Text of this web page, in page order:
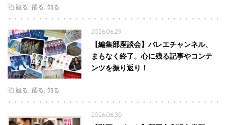
観る 踊る 知る
2026.06.29
【編集部座談会】バレエチャンネル、
まもなく終了。心に残る記事やコンテ
ンツを振り返り！
観る 踊る 知る
2026.06.30